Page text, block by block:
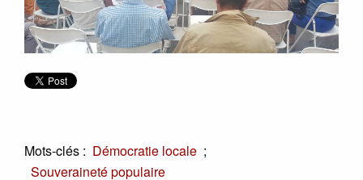
Mots-clés : Démocratie locale ;
Souveraineté populaire